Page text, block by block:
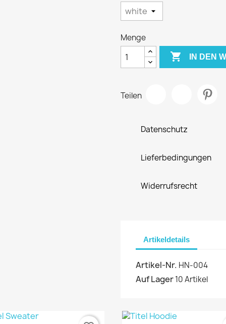
Menge
 IN DEN
Teilen
Datenschutz
Lieferbedingungen
Widerrufsrecht
Artikeldetails
Artikel-Nr. HN-004
Auf Lager10 Artikel